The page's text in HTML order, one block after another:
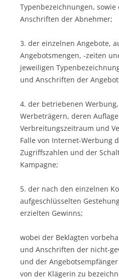
Typenbezeichnungen,
Anschriften der Abnehmer;
3. der einzelnen Angebote,
Angebotsmengen, -zeiten
jeweiligen
und Anschriften der
4. der betriebenen
Werbeträgern, deren
Verbreitungszeitraum und
Falle von Internet-Werbung
Zugriffszahlen und der
Kampagne;
5. der nach den einzelnen
aufgeschlüsselten
erzielten Gewinns;
wobei der Beklagten
und Anschriften der nicht-
und der
von der Klägerin zu